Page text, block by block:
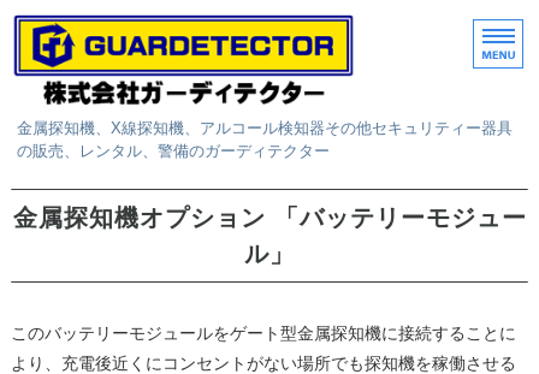
金属探知機、X線探知機、アルコール検知器その他セキュリティー器具
の販売、レンタル、警備のガーディテクター
ホーム
サービス
金属探知機オプション 「バッテリーモジュー
ル」
このバッテリーモジュールをゲート型金属探知機に接続することに
より、充電後近くにコンセントがない場所でも探知機を稼働させる